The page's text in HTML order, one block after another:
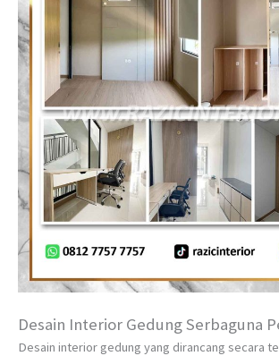
Desain Interior Gedung Serbaguna
Desain interior gedung yang dirancang secara